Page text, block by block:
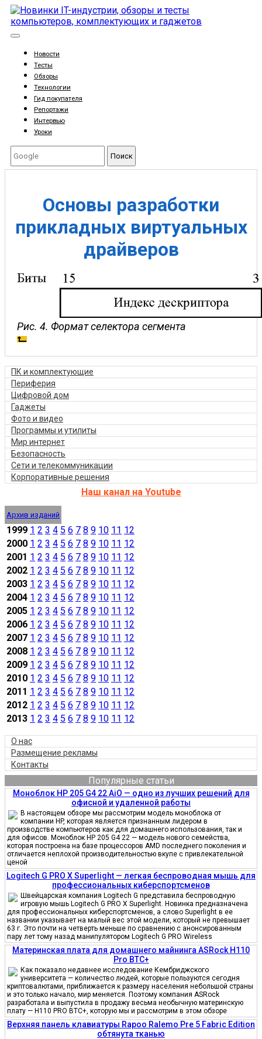
Новости
Тесты
Обзоры
Технологии
Гид покупателя
Репортажи
Интервью
Уроки
Поиск
Основы разработки
прикладных виртуальных
драйверов
Рис. 4. Формат селектора сегмента
ПК и комплектующие
Периферия
Цифровой дом
Гаджеты
Фото и видео
Программы и утилиты
Мир интернет
Безопасность
Сети и телекоммуникации
Корпоративные решения
Наш канал на Youtube
Архив изданий
1999 1 2 3 4 5 6 7 8 9 10 11 12
2000 1 2 3 4 5 6 7 8 9 10 11 12
2001 1 2 3 4 5 6 7 8 9 10 11 12
2002 1 2 3 4 5 6 7 8 9 10 11 12
2003 1 2 3 4 5 6 7 8 9 10 11 12
2004 1 2 3 4 5 6 7 8 9 10 11 12
2005 1 2 3 4 5 6 7 8 9 10 11 12
2006 1 2 3 4 5 6 7 8 9 10 11 12
2007 1 2 3 4 5 6 7 8 9 10 11 12
2008 1 2 3 4 5 6 7 8 9 10 11 12
2009 1 2 3 4 5 6 7 8 9 10 11 12
2010 1 2 3 4 5 6 7 8 9 10 11 12
2011 1 2 3 4 5 6 7 8 9 10 11 12
2012 1 2 3 4 5 6 7 8 9 10 11 12
2013 1 2 3 4 5 6 7 8 9 10 11 12
О нас
Размещение рекламы
Контакты
Популярные статьи
Моноблок HP 205 G4 22 AiO — одно из лучших решений для
офисной и удаленной работы
В настоящем обзоре мы рассмотрим модель моноблока от
компании HP, которая является признанным лидером в
производстве компьютеров как для домашнего использования, так и
для офисов. Моноблок HP 205 G4 22 — модель нового семейства,
которая построена на базе процессоров AMD последнего поколения и
отличается неплохой производительностью вкупе с привлекательной
ценой
Logitech G PRO X Superlight — легкая беспроводная мышь для
профессиональных киберспортсменов
Швейцарская компания Logitech G представила беспроводную
игровую мышь Logitech G PRO X Superlight. Новинка предназначена
для профессиональных киберспортсменов, а слово Superlight в ее
названии указывает на малый вес этой модели, который не превышает
63 г. Это почти на четверть меньше по сравнению с анонсированным
пару лет тому назад манипулятором Logitech G PRO Wireless
Материнская плата для домашнего майнинга ASRock H110
Pro BTC+
Как показало недавнее исследование Кембриджского
университета — количество людей, которые пользуются сегодня
криптовалютами, приближается к размеру населения небольшой страны
и это только начало, мир меняется. Поэтому компания ASRock
разработала и выпустила в продажу весьма необычную материнскую
плату — H110 PRO BTC+, которую мы и рассмотрим в этом обзоре
Верхняя панель клавиатуры Rapoo Ralemo Pre 5 Fabric Edition
обтянута тканью